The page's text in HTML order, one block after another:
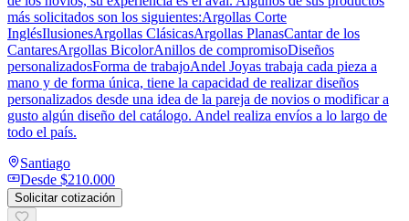
más solicitados son los siguientes:Argollas Corte
InglésIlusionesArgollas ClásicasArgollas PlanasCantar de los
CantaresArgollas BicolorAnillos de compromisoDiseños
personalizadosForma de trabajoAndel Joyas trabaja cada pieza a
mano y de forma única, tiene la capacidad de realizar diseños
personalizados desde una idea de la pareja de novios o modificar a
gusto algún diseño del catálogo. Andel realiza envíos a lo largo de
todo el país.
Santiago
Desde $210.000
Solicitar cotización